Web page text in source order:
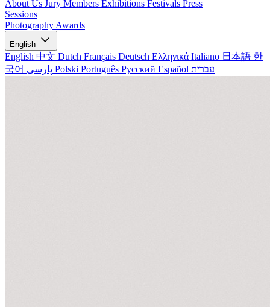
About Us Jury Members Exhibitions Festivals Press
Sessions
Photography Awards
English
English 中文 Dutch Français Deutsch Ελληνικά Italiano 日本語 한
국어
Polski Português Русский Español עברית